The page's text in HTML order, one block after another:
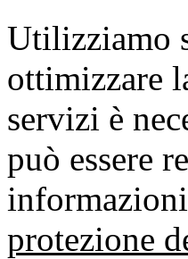
Utilizziamo
ottimizzare
servizi è
può essere
protezione